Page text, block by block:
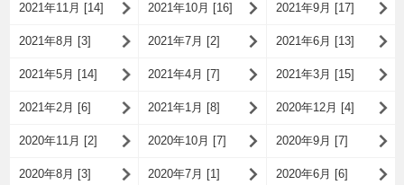
2021年11月 [14] 2021年10月 [16] 2021年9月 [17]
2021年8月 [3] 2021年7月 [2] 2021年6月 [13]
2021年5月 [14] 2021年4月 [7] 2021年3月 [15]
2021年2月 [6] 2021年1月 [8] 2020年12月 [4]
2020年11月 [2] 2020年10月 [7] 2020年9月 [7]
2020年8月 [3] 2020年7月 [1] 2020年6月 [6]